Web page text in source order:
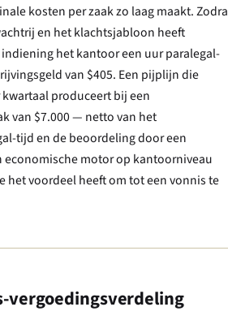
kosten per zaak zo laag maakt. Zodra
en het klachtsjabloon heeft
het kantoor een uur paralegal-
van $405. Een pijplijn die
produceert bij een
van $7.000 — netto van het
tijd en de beoordeling door een
motor op kantoorniveau
het voordeel heeft om tot een vonnis te
vergoedingsverdeling